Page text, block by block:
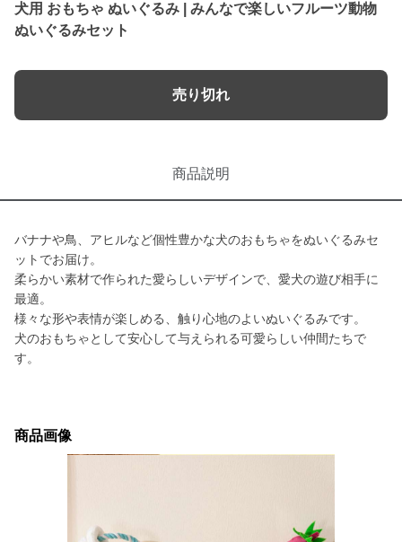
犬用 おもちゃ ぬいぐるみ | みんなで楽しいフルーツ動物
ぬいぐるみセット
売り切れ
商品説明
バナナや鳥、アヒルなど個性豊かな犬のおもちゃをぬいぐるみセ
ットでお届け。
柔らかい素材で作られた愛らしいデザインで、愛犬の遊び相手に
最適。
様々な形や表情が楽しめる、触り心地のよいぬいぐるみです。
犬のおもちゃとして安心して与えられる可愛らしい仲間たちで
す。
商品画像